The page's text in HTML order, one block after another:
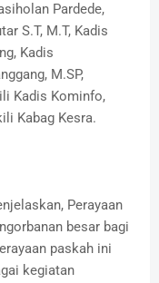
Pardede,
S.T, M.T, Kadis
Kadis
M.SP,
Kadis Kominfo,
Kabag Kesra.
Perayaan
besar bagi
paskah ini
kegiatan